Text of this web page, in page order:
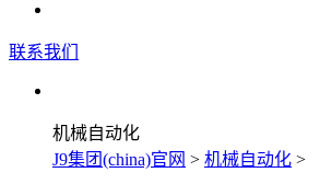
联系我们
机械自动化
J9集团(china)官网 > 机械自动化 >